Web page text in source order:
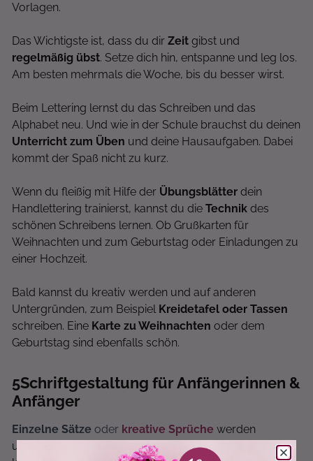
Vorlagen.
Das Wichtigste ist, dass du dir Zeit gibst und
regelmäßig übst. Setze dich hin, entspanne und leg los.
Am besten mehrmals die Woche, bis du besser wirst.
Beim Lettering lernst du das Schreiben und das
Alphabet neu. Und wie in der Schule brauchst du deinen
Unterricht zum Üben und deine Hausaufgaben. Dabei
kommt der Spaß nicht zu kurz.
Wenn du fleißig mit Hilfe der Übungsblätter dein
Handlettering trainierst, kannst du die Technik des
schönen Schreibens lernen. Ob Grußkarten für
Weihnachten und zum Geburtstag oder Einladungen zu
einer Hochzeit.
Bald kannst du kreativ werden und auf anderen
Untergründen, zum Beispiel Kreidetafel oder Tassen
schreiben. Eine Karte zu Weihnachten oder dem
Geburtstag sind ebenfalls schön.
5Schriftgestaltung für Anfängerinnen &
Anfänger
Einzelne Sätze oder kreative Sprüche werden
unterschiedlich auf einem Blatt Papier geordnet. Du